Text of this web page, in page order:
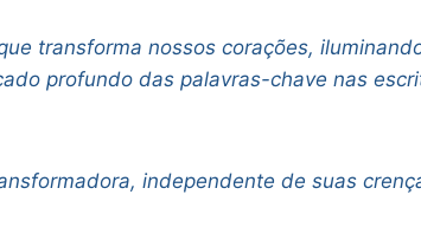
transforma nossos corações,
profundo das palavras-chave nas
independente de suas